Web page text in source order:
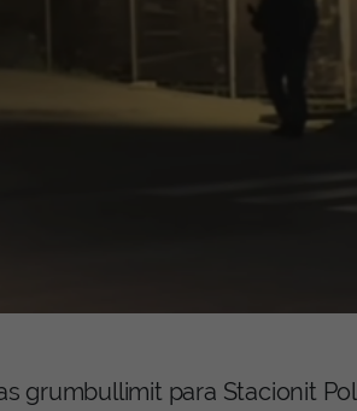
grumbullimit para Stacionit